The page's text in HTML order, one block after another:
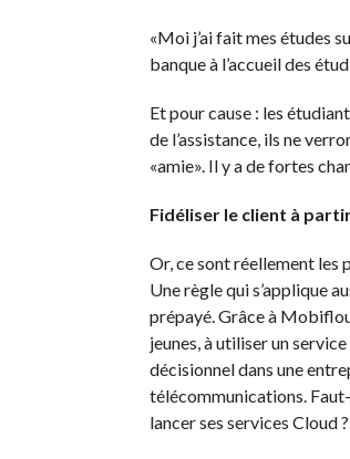
«Moi j’ai fait mes études
banque à l’accueil des
Et pour cause : les
de l’assistance, ils ne
«amie». Il y a de fortes
Fidéliser le client à
Or, ce sont réellement les
Une règle qui s’applique
prépayé. Grâce à
jeunes, à utiliser un
décisionnel dans une
télécommunications.
lancer ses services Cloud ?